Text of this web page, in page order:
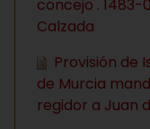
concejo . 1483-
Calzada
Provisión de
de Murcia
regidor a Juan